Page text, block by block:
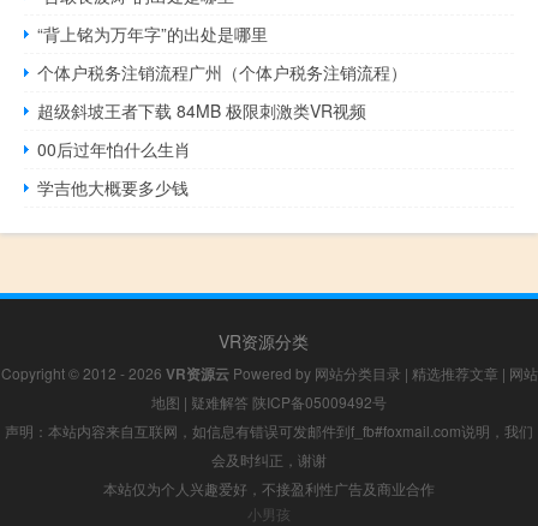
“背上铭为万年字”的出处是哪里
个体户税务注销流程广州（个体户税务注销流程）
超级斜坡王者下载 84MB 极限刺激类VR视频
00后过年怕什么生肖
学吉他大概要多少钱
VR资源分类
Copyright © 2012 - 2026 VR资源云Powered by 网站分类目录 | 精选推荐文章 | 网站
地图 | 疑难解答 陕ICP备05009492号
声明：本站内容来自互联网，如信息有错误可发邮件到f_fb#foxmail.com说明，我们
会及时纠正，谢谢
本站仅为个人兴趣爱好，不接盈利性广告及商业合作
小男孩